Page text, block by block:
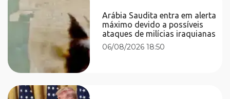
Arábia Saudita entra em alerta
máximo devido a possíveis
ataques de milícias iraquianas
06/08/2026 18:50